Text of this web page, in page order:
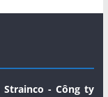
Strainco - Công ty